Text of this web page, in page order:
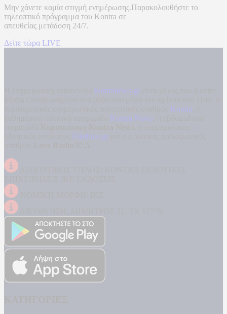
Μην χάνετε καμία στιγμή ενημέρωσης.Παρακολουθήστε το
τηλεοπτικό πρόγραμμα του Kontra σε
απευθείας μετάδοση 24/7.
Δείτε τώρα LIVE
kontranews.gr
Kontra
Kontra News
Filathlos.gr